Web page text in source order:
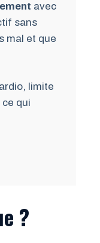
avec
sans
mal et que
limite
qui
?